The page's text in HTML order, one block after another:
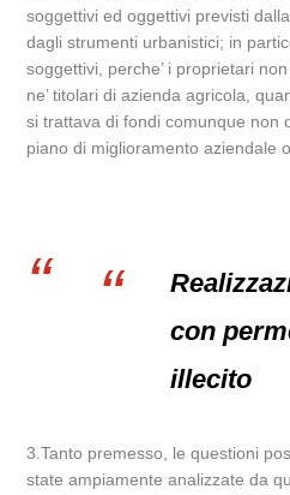
soggettivi ed oggettivi previsti
dagli strumenti urbanistici; in
soggettivi, perche’ i proprietari
ne’ titolari di azienda agricola,
si trattava di fondi comunque non
piano di miglioramento aziendale
con
illecito
3.Tanto premesso, le questioni
state ampiamente analizzate da